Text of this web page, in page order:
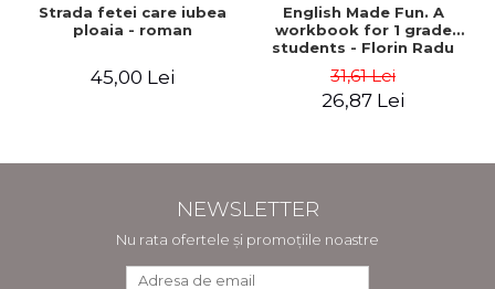
Strada fetei care iubea
ploaia - roman
45,00 Lei
English Made Fun. A
workbook for 1 grade
students - Florin Radu
31,61 Lei
26,87 Lei
NEWSLETTER
Nu rata ofertele și promoțiile noastre